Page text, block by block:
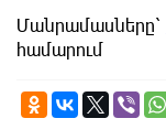
Մանրամասները՝
համարում